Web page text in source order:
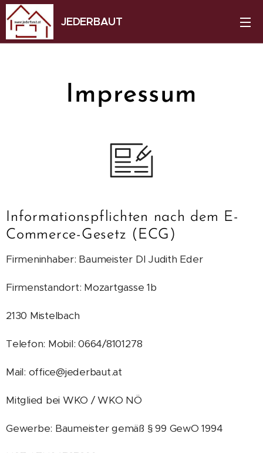
JEDERBAUT
Impressum
Informationspflichten nach dem E-
Commerce-Gesetz (ECG)
Firmeninhaber: Baumeister DI Judith Eder
Firmenstandort: Mozartgasse 1b
2130 Mistelbach
Telefon: Mobil: 0664/8101278
Mail: office@jederbaut.at
Mitglied bei WKO / WKO NÖ
Gewerbe: Baumeister gemäß § 99 GewO 1994